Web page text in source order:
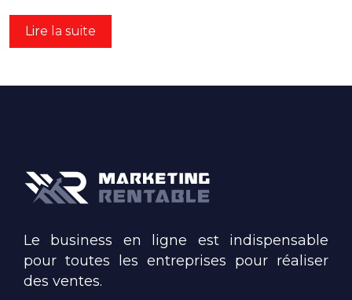
Lire la suite
Le business en ligne est indispensable
pour toutes les entreprises pour réaliser
des ventes.